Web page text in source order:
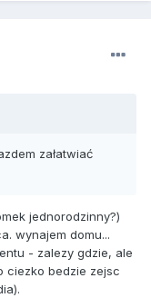
załatwiać
jednorodzinny?)
wynajem domu...
- zalezy gdzie, ale
ciezko bedzie zejsc